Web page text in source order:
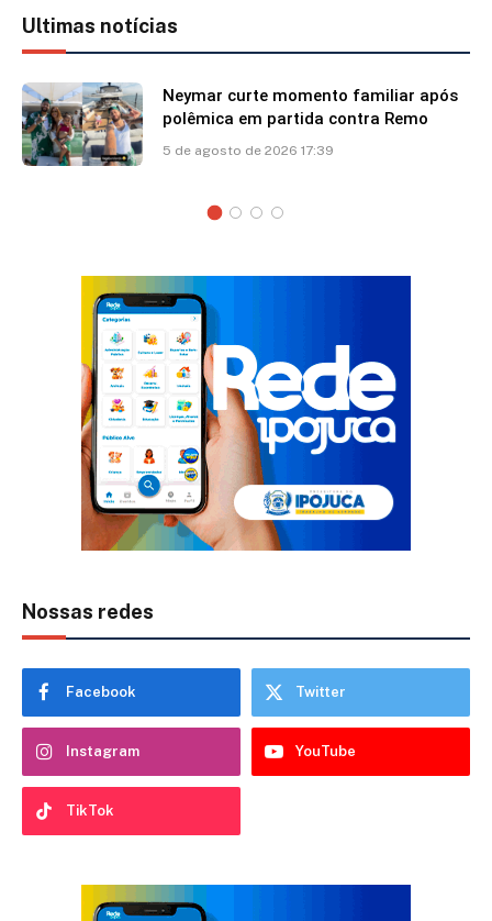
Ultimas notícias
Neymar curte momento familiar após
polêmica em partida contra Remo
5 de agosto de 2026 17:39
Nossas redes
Facebook Twitter
Instagram YouTube
TikTok